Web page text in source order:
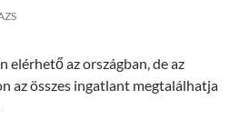
elérhető az országban, de az
az összes ingatlant megtalálhatja